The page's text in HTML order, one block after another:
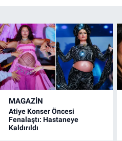
MAGAZİN
Atiye Konser Öncesi
Fenalaştı: Hastaneye
Kaldırıldı